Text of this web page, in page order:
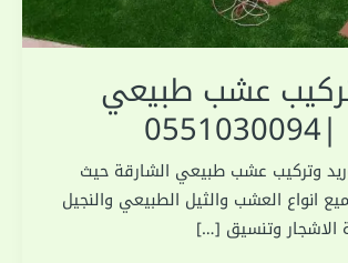
عشب طبيعي
وتركيب عشب طبيعي الشارقة حيث
انواع العشب والثيل الطبيعي والنجيل
الاشجار وتنسيق […]